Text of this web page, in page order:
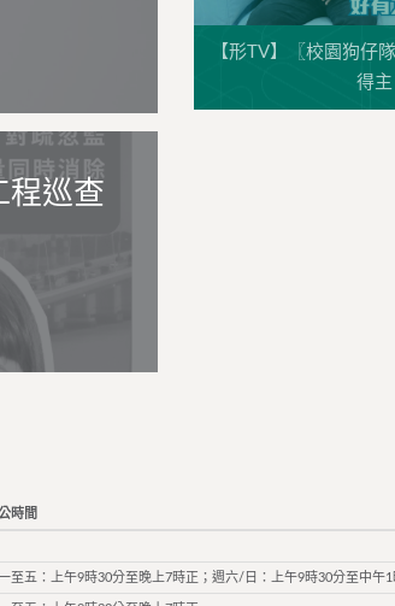
程巡查
【形TV】〖校園狗仔
得
時間
至五：上午9時30分至晚上7時正；週六/日：上午9時30分至中午